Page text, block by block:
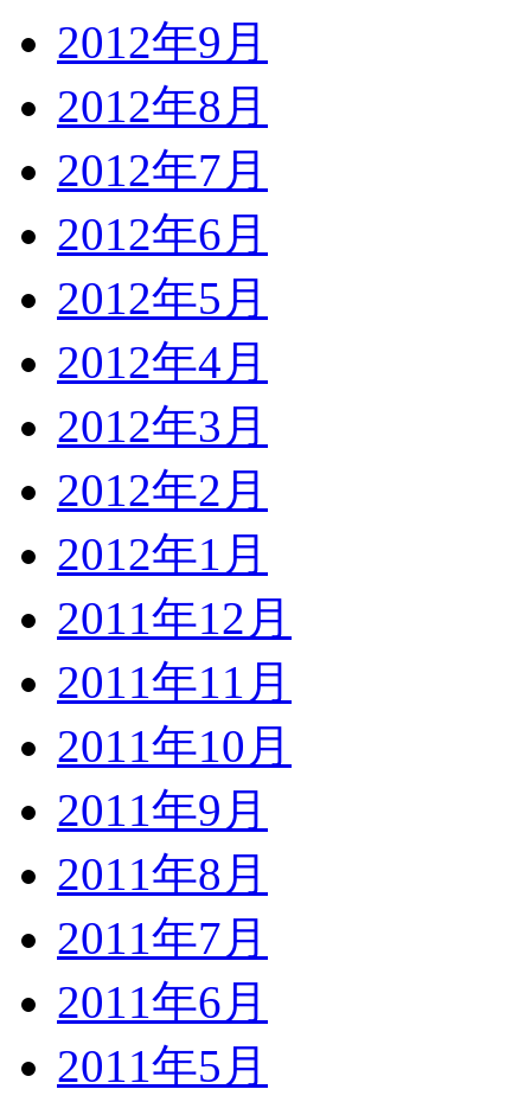
2012年9月
2012年8月
2012年7月
2012年6月
2012年5月
2012年4月
2012年3月
2012年2月
2012年1月
2011年12月
2011年11月
2011年10月
2011年9月
2011年8月
2011年7月
2011年6月
2011年5月